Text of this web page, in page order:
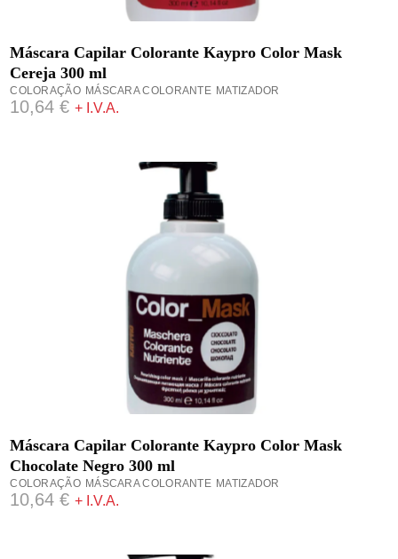
COLORAÇÃO MÁSCARA COLORANTE MATIZADOR
10,64€ + I.V.A.
Máscara Capilar Colorante Kaypro Color Mask
Cereja 300 ml
COLORAÇÃO MÁSCARA COLORANTE MATIZADOR
10,64€ + I.V.A.
Máscara Capilar Colorante Kaypro Color Mask
Chocolate Negro 300 ml